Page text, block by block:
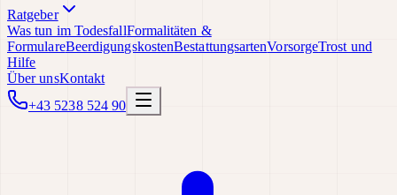
Ratgeber
Was tun im TodesfallFormalitäten &
FormulareBeerdigungskostenBestattungsartenVorsorgeTrost und
Hilfe
Über unsKontakt
+43 5238 524 90